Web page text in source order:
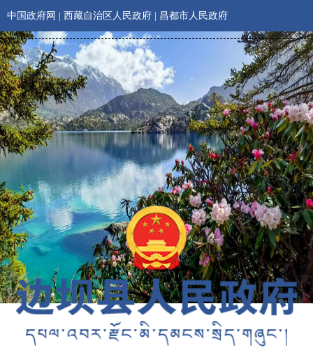
中国政府网 西藏自治区人民政府 昌都市人民政府